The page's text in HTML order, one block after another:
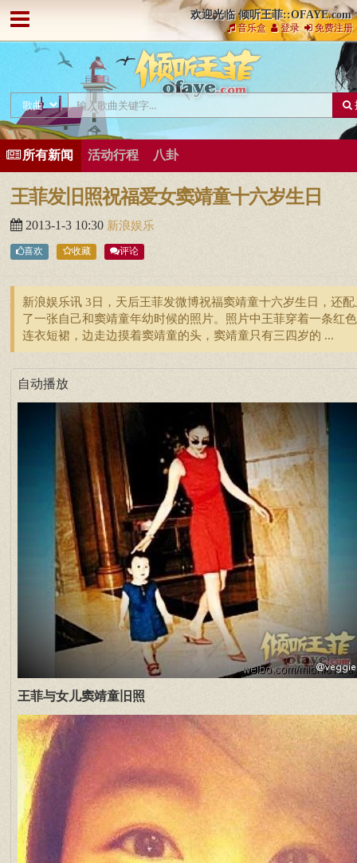
欢迎光临 倾听王菲::OFAYE.com
音乐盒 登录 免费注册
所有新闻 活动行程 八卦
王菲发旧照祝福爱女窦靖童十六岁生日
2013-1-3 10:30 新浪娱乐
喜欢 收藏 评论
新浪娱乐讯 3日，天后王菲发微博祝福窦靖童十六岁生日，还配
了一张自己和窦靖童年幼时候的照片。照片中王菲穿着一条红
连衣短裙，边走边摸着窦靖童的头，窦靖童只有三四岁的 ...
自动播放
王菲与女儿窦靖童旧照